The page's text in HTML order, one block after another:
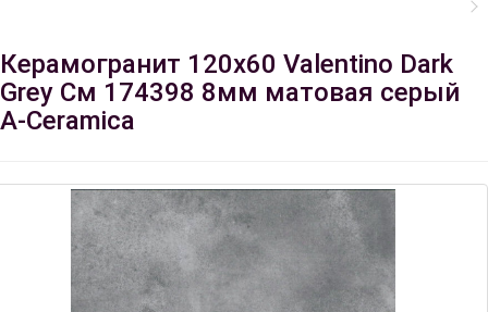
Керамогранит 120x60 Valentino Dark
Grey См 174398 8мм матовая серый
A-Ceramica